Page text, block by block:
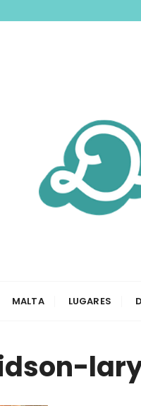
MALTA LUGARES